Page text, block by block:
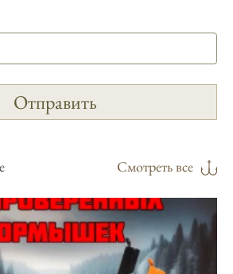
по подготовке к рыбалке
прогноз клева.
фазам луны, я всегда могу
время для рыбной
на зимой помогает выбрать
время для ловли хищной
о каждом типе рыбы в
помогает выбрать наилучшие
Смотреть все